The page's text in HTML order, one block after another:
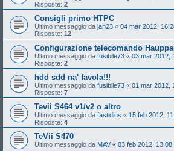
Risposte: 2
Consigli primo HTPC
Ultimo messaggio da jan23 « 04 mar 2012,
Risposte: 12
Configurazione telecomando
Ultimo messaggio da fusibile73 « 03 mar 2012,
Risposte: 2
hdd sdd na' favola!!!
Ultimo messaggio da fusibile73 « 01 mar 2012,
Risposte: 7
Tevii S464 v1/v2 o altro
Ultimo messaggio da fastidius « 15 feb 2012,
Risposte: 4
TeVii S470
Ultimo messaggio da MAV « 03 feb 2012, 13:08